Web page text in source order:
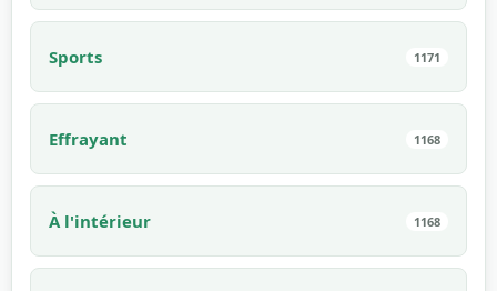
Sports 1171
Effrayant 1168
À l'intérieur 1168